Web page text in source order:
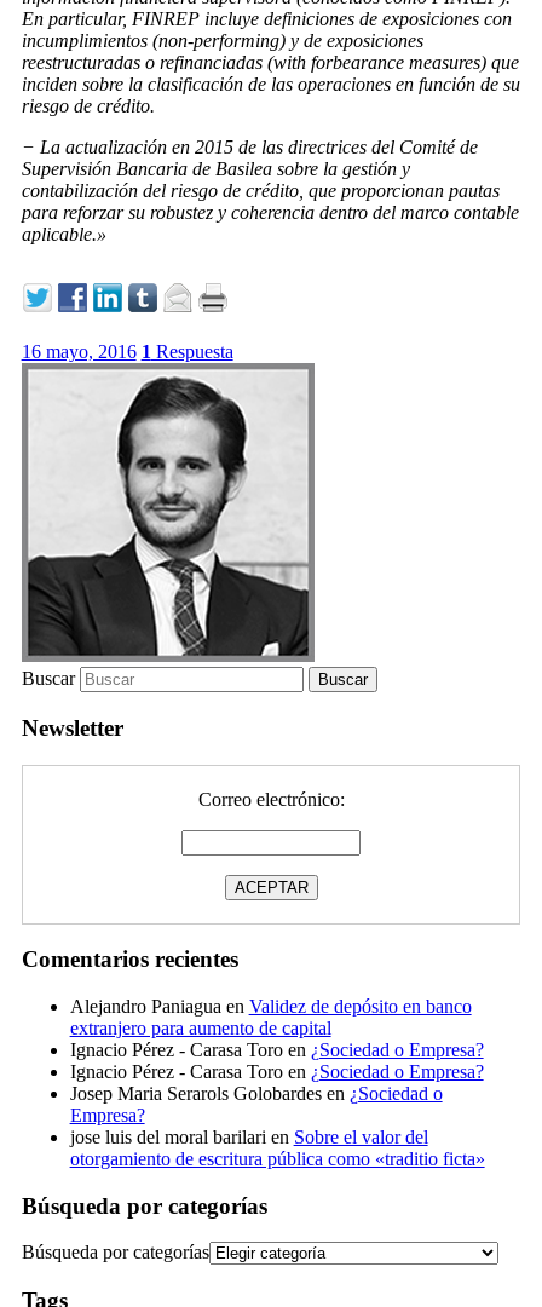
En particular, FINREP incluye definiciones de exposiciones con
incumplimientos (non-performing) y de exposiciones
reestructuradas o refinanciadas (with forbearance measures) que
inciden sobre la clasificación de las operaciones en función de su
riesgo de crédito.
− La actualización en 2015 de las directrices del Comité de
Supervisión Bancaria de Basilea sobre la gestión y
contabilización del riesgo de crédito, que proporcionan pautas
para reforzar su robustez y coherencia dentro del marco contable
aplicable.»
16 mayo, 2016 1 Respuesta
Buscar
Newsletter
Correo electrónico:
Comentarios recientes
Alejandro Paniagua en Validez de depósito en banco
extranjero para aumento de capital
Ignacio Pérez - Carasa Toroen ¿Sociedad o Empresa?
Ignacio Pérez - Carasa Toroen ¿Sociedad o Empresa?
Josep Maria Serarols Golobardesen ¿Sociedad o
Empresa?
jose luis del moral barilari en Sobre el valor del
otorgamiento de escritura pública como «traditio ficta»
Búsqueda por categorías
Búsqueda por categorías
Tags